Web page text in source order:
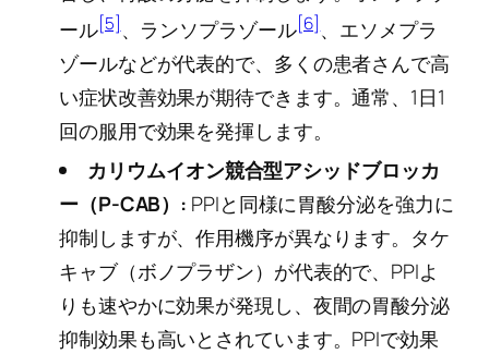
ール[5]、ランソプラゾール[6]、エソメプラ
ゾールなどが代表的で、多くの患者さんで高
い症状改善効果が期待できます。通常、1日1
回の服用で効果を発揮します。
カリウムイオン競合型アシッドブロッカ
ー（P-CAB）: PPIと同様に胃酸分泌を強力に
抑制しますが、作用機序が異なります。タケ
キャブ（ボノプラザン）が代表的で、PPIよ
りも速やかに効果が発現し、夜間の胃酸分泌
抑制効果も高いとされています。PPIで効果